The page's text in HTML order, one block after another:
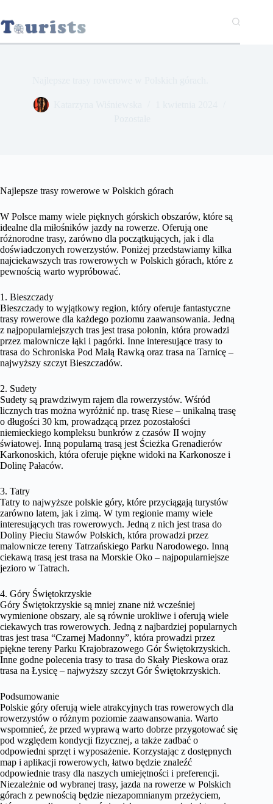
treści
Najlepsze trasy rowerowe w Polskich górach
W Polsce mamy wiele pięknych górskich obszarów, które są
idealne dla miłośników jazdy na rowerze. Oferują one
różnorodne trasy, zarówno dla początkujących, jak i dla
doświadczonych rowerzystów. Poniżej przedstawiamy kilka
najciekawszych tras rowerowych w Polskich górach, które z
pewnością warto wypróbować.
1. Bieszczady
Bieszczady to wyjątkowy region, który oferuje fantastyczne
trasy rowerowe dla każdego poziomu zaawansowania. Jedną
z najpopularniejszych tras jest trasa połonin, która prowadzi
przez malownicze łąki i pagórki. Inne interesujące trasy to
trasa do Schroniska Pod Małą Rawką oraz trasa na Tarnicę –
najwyższy szczyt Bieszczadów.
2. Sudety
Sudety są prawdziwym rajem dla rowerzystów. Wśród
licznych tras można wyróżnić np. trasę Riese – unikalną trasę
o długości 30 km, prowadzącą przez pozostałości
niemieckiego kompleksu bunkrów z czasów II wojny
światowej. Inną popularną trasą jest Ścieżka Grenadierów
Karkonoskich, która oferuje piękne widoki na Karkonosze i
Dolinę Pałaców.
3. Tatry
Tatry to najwyższe polskie góry, które przyciągają turystów
zarówno latem, jak i zimą. W tym regionie mamy wiele
interesujących tras rowerowych. Jedną z nich jest trasa do
Doliny Pieciu Stawów Polskich, która prowadzi przez
malownicze tereny Tatrzańskiego Parku Narodowego. Inną
ciekawą trasą jest trasa na Morskie Oko – najpopularniejsze
jezioro w Tatrach.
4. Góry Świętokrzyskie
Góry Świętokrzyskie są mniej znane niż wcześniej
wymienione obszary, ale są równie urokliwe i oferują wiele
ciekawych tras rowerowych. Jedną z najbardziej popularnych
tras jest trasa “Czarnej Madonny”, która prowadzi przez
piękne tereny Parku Krajobrazowego Gór Świętokrzyskich.
Inne godne polecenia trasy to trasa do Skały Pieskowa oraz
trasa na Łysicę – najwyższy szczyt Gór Świętokrzyskich.
Podsumowanie
Polskie góry oferują wiele atrakcyjnych tras rowerowych dla
rowerzystów o różnym poziomie zaawansowania. Warto
wspomnieć, że przed wyprawą warto dobrze przygotować się
pod względem kondycji fizycznej, a także zadbać o
odpowiedni sprzęt i wyposażenie. Korzystając z dostępnych
map i aplikacji rowerowych, łatwo będzie znaleźć
odpowiednie trasy dla naszych umiejętności i preferencji.
Niezależnie od wybranej trasy, jazda na rowerze w Polskich
górach z pewnością będzie niezapomnianym przeżyciem,